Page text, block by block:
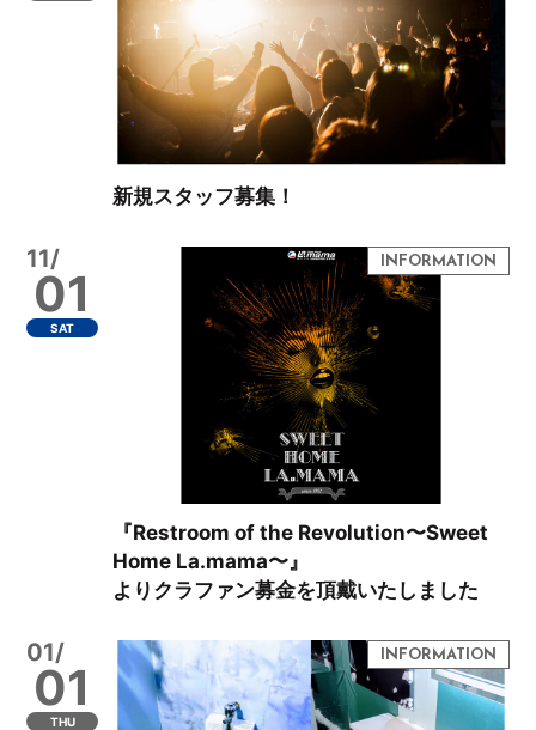
新規スタッフ募集！
11/
01
SAT
『Restroom of the Revolution〜Sweet
Home La.mama〜』
よりクラファン募金を頂戴いたしました
01/
01
THU